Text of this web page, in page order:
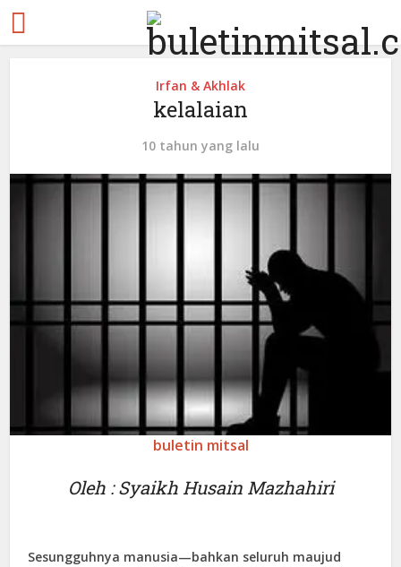
Irfan & Akhlak
kelalaian
10 tahun yang lalu
buletin mitsal
Oleh : Syaikh Husain Mazhahiri
Sesungguhnya manusia—bahkan seluruh maujud